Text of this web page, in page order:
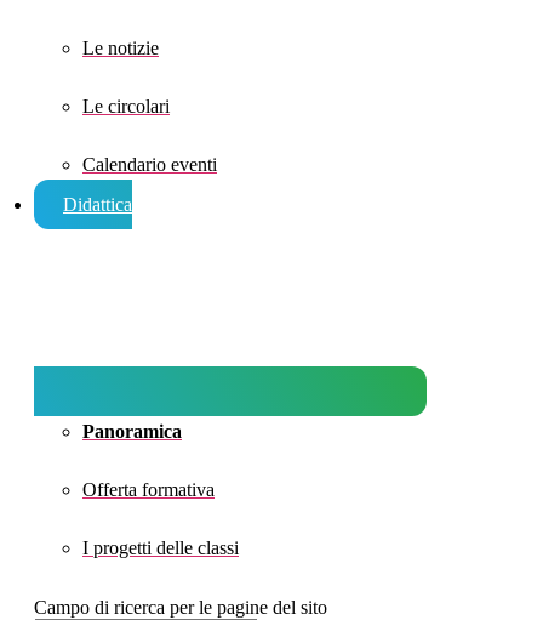
Le notizie
Le circolari
Calendario eventi
Didattica
Panoramica
Offerta formativa
I progetti delle classi
Campo di ricerca per le pagine del sito